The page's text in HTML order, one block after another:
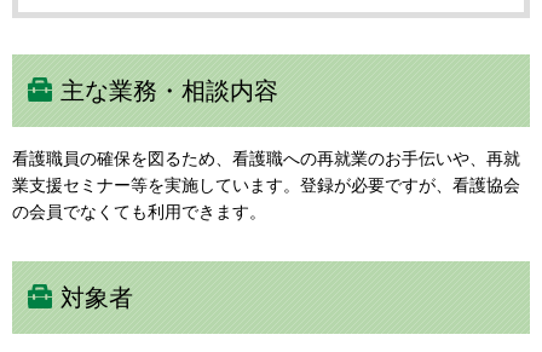
主な業務・相談内容
看護職員の確保を図るため、看護職への再就業のお手伝いや、再就
業支援セミナー等を実施しています。登録が必要ですが、看護協会
の会員でなくても利用できます。
対象者